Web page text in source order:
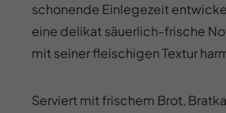
schonende Einlegezeit
eine delikat säuerlich-frische
mit seiner fleischigen Textur
Serviert mit frischem Brot,